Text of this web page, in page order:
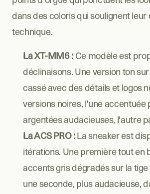
dans des coloris qui soulignent
technique.
La XT-MM6 : Ce modèle est
déclinaisons. Une version ton
cassé avec des détails et logos
versions noires, l'une accentuée
argentées audacieuses, l'autre
La ACS PRO : La sneaker est
itérations. Une première tout en
accents gris dégradés sur la tige
une seconde, plus audacieuse,